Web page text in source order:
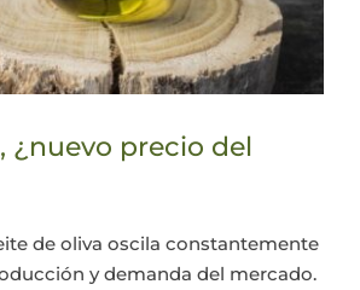
¿nuevo precio del
de oliva oscila constantemente
y demanda del mercado.